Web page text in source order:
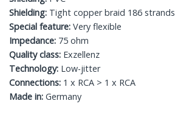
Shielding: Tight copper braid 186 strands
Special feature: Very flexible
Impedance: 75 ohm
Quality class: Exzellenz
Technology: Low-jitter
Connections: 1 x RCA > 1 x RCA
Made in: Germany